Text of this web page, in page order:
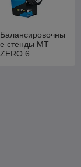
Балансировочны
е стенды MT
ZERO 6